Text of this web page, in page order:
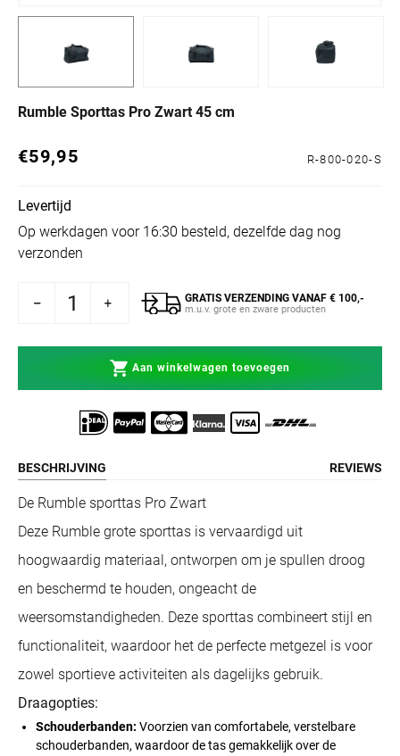
Rumble Sporttas Pro Zwart 45 cm
Normale prijs
€59,95 R-800-020-S
Levertijd
Op werkdagen voor 16:30 besteld, dezelfde dag nog
verzonden
Sporttas Pro Zwart 45 cm
voor Rumble Sporttas Pro Zwart 45 cm
GRATIS VERZENDING VANAF € 100,-
m.u.v. grote en zware producten
Aan winkelwagen toevoegen
BESCHRIJVING REVIEWS
De Rumble sporttas Pro Zwart
Deze Rumble grote sporttas is vervaardigd uit
hoogwaardig materiaal, ontworpen om je spullen droog
en beschermd te houden, ongeacht de
weersomstandigheden. Deze sporttas combineert stijl en
functionaliteit, waardoor het de perfecte metgezel is voor
zowel sportieve activiteiten als dagelijks gebruik.
Draagopties:
Schouderbanden: Voorzien van comfortabele, verstelbare
schouderbanden, waardoor de tas gemakkelijk over de